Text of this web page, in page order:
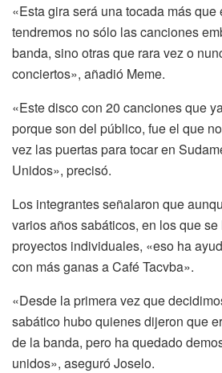
«Esta gira será una tocada más
tendremos no sólo las canciones
banda, sino otras que rara vez o
conciertos», añadió Meme.
«Este disco con 20 canciones que
porque son del público, fue el que
vez las puertas para tocar en
Unidos», precisó.
Los integrantes señalaron que
varios años sabáticos, en los que
proyectos individuales, «eso ha
con más ganas a Café Tacvba».
«Desde la primera vez que
sabático hubo quienes dijeron que
de la banda, pero ha quedado
unidos», aseguró Joselo.